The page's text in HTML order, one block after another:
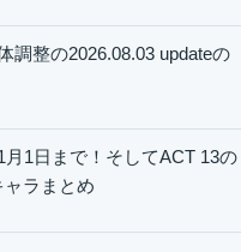
調整の2026.08.03 updateの
月1日まで！そしてACT 13の
ラまとめ